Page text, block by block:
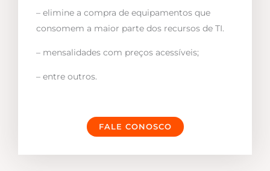
– elimine a compra de equipamentos que
consomem a maior parte dos recursos de TI.
– mensalidades com preços acessíveis;
– entre outros.
FALE CONOSCO